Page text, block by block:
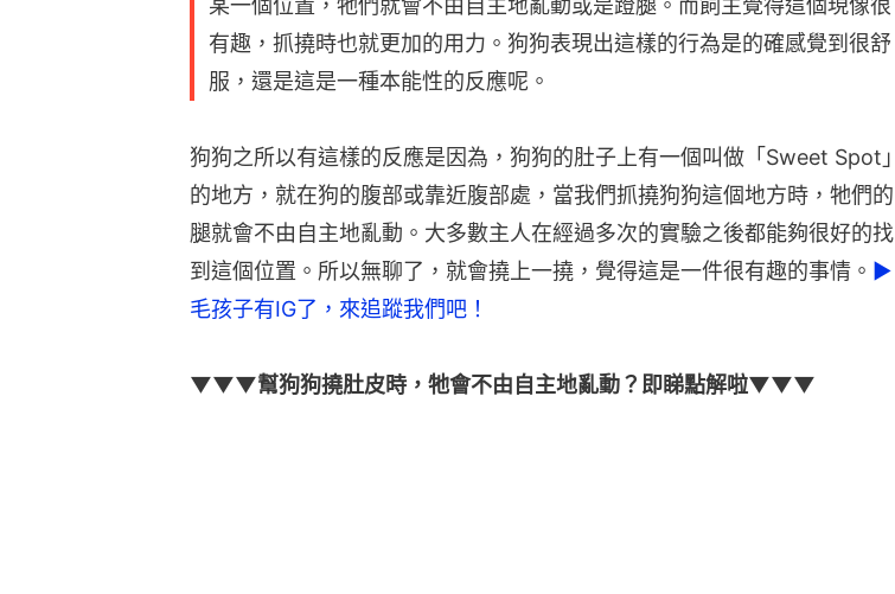
某一個位置，牠們就會不由自主地亂動或是蹬腿。而飼主覺得這個現像很
有趣，抓撓時也就更加的用力。狗狗表現出這樣的行為是的確感覺到很舒
服，還是這是一種本能性的反應呢。
狗狗之所以有這樣的反應是因為，狗狗的肚子上有一個叫做「Sweet Spot」
的地方，就在狗的腹部或靠近腹部處，當我們抓撓狗狗這個地方時，牠們的
腿就會不由自主地亂動。大多數主人在經過多次的實驗之後都能夠很好的找
到這個位置。所以無聊了，就會撓上一撓，覺得這是一件很有趣的事情。 ►
毛孩子有IG了，來追蹤我們吧！
▼▼▼幫狗狗撓肚皮時，牠會不由自主地亂動？即睇點解啦▼▼▼